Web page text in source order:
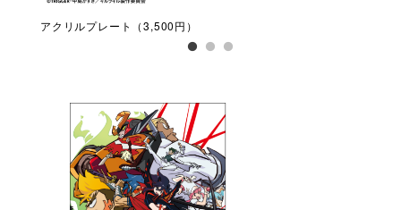
アクリルプレート（3,500円）